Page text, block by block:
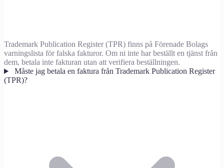
Trademark Publication Register (TPR) finns på Förenade Bolags
varningslista för falska fakturor. Om ni inte har beställt en tjänst från
dem, betala inte fakturan utan att verifiera beställningen.
Måste jag betala en faktura från Trademark Publication Register
(TPR)?